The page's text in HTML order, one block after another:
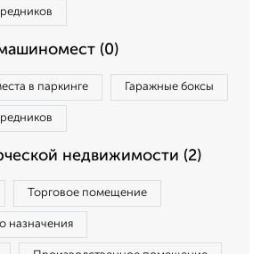
(0)
в паркинге Гаражные боксы
недвижимости (2)
Торговое помещение
назначения